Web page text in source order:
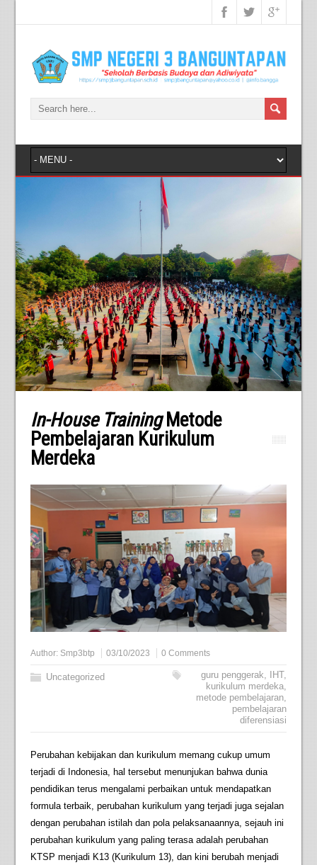
In-House TrainingMetode
Pembelajaran Kurikulum
Merdeka
Author: Smp3btp 03/10/2023 0 Comments
Uncategorized guru penggerak IHT,
kurikulum merdeka
metode pembelajaran
pembelajaran
diferensiasi
Perubahan kebijakan dan kurikulum memang cukup umum
terjadi di Indonesia, hal tersebut menunjukan bahwa dunia
pendidikan terus mengalami perbaikan untuk mendapatkan
formula terbaik, perubahan kurikulum yang terjadi juga sejalan
dengan perubahan istilah dan pola pelaksanaannya, sejauh ini
perubahan kurikulum yang paling terasa adalah perubahan
KTSP menjadi K13 (Kurikulum 13), dan kini berubah menjadi